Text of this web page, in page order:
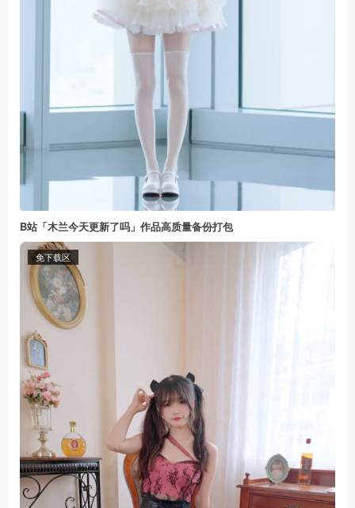
B站「木兰今天更新了吗」作品高质量备份打包
免下载区